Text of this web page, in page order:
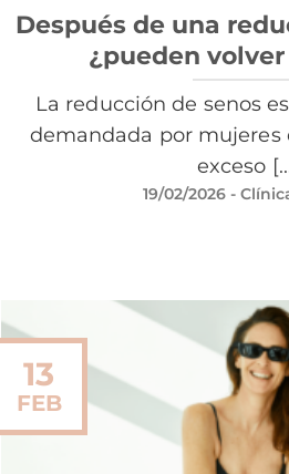
Después de una
¿pueden
La reducción de senos
demandada por mujeres
exceso
19/02/2026 -
13
FEB